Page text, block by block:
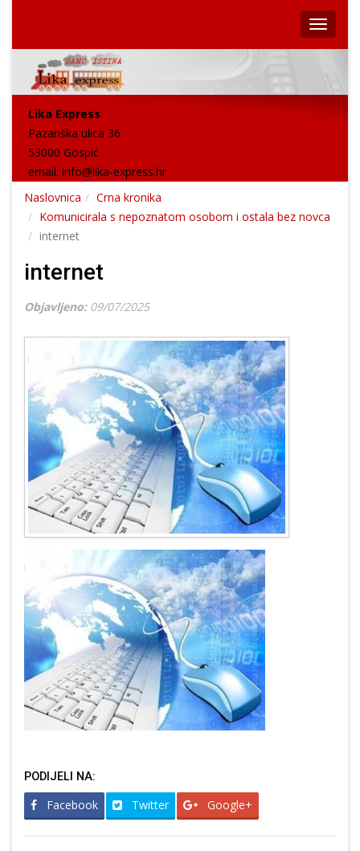
Lika Express
Pazariška ulica 36
53000 Gospić
email: info@lika-express.hr
Naslovnica
Crna kronika
Komunicirala s nepoznatom osobom i ostala bez novca
internet
internet
Objavljeno: 09/07/2025
PODIJELI NA:
Facebook Twitter Google+